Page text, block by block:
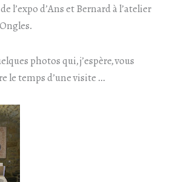
l’expo d’Ans et Bernard à l’atelier
photos qui, j’espère, vous
le temps d’une visite …